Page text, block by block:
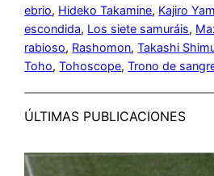
ebrio, Hideko Takamine, Kajiro
escondida, Los siete samuráis,
rabioso, Rashomon, Takashi
Toho, Tohoscope, Trono de
ÚLTIMAS PUBLICACIONES